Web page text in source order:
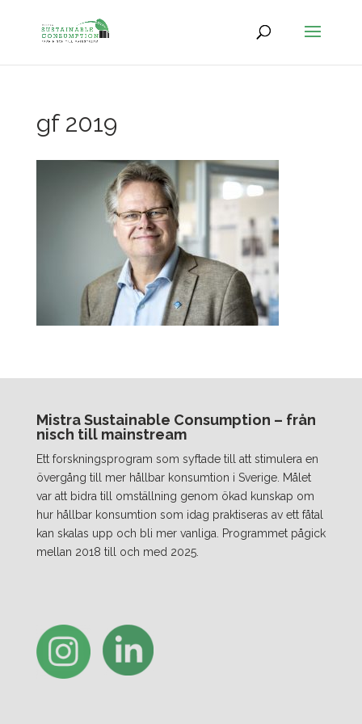
gf 2019
Mistra Sustainable Consumption – från
nisch till mainstream
Ett forskningsprogram som syftade till att stimulera en
övergång till mer hållbar konsumtion i Sverige. Målet
var att bidra till omställning genom ökad kunskap om
hur hållbar konsumtion som idag praktiseras av ett fåtal
kan skalas upp och bli mer vanliga. Programmet pågick
mellan 2018 till och med 2025.